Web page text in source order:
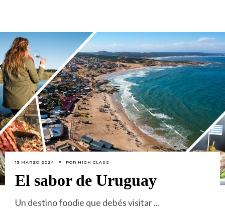
13 MARZO 2024 POR HIGH CLASS
El sabor de Uruguay
Un destino foodie que debés visitar